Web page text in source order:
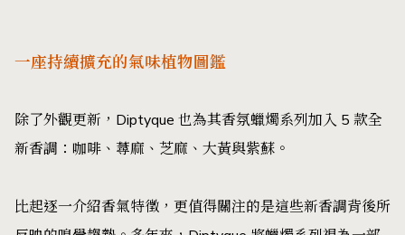
一座持續擴充的氣味植物圖鑑
除了外觀更新，Diptyque 也為其香氛蠟燭系列加入 5 款全
新香調：咖啡、蕁麻、芝麻、大黃與紫蘇。
比起逐一介紹香氣特徵，更值得關注的是這些新香調背後所